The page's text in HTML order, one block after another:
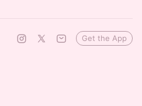
Get the App